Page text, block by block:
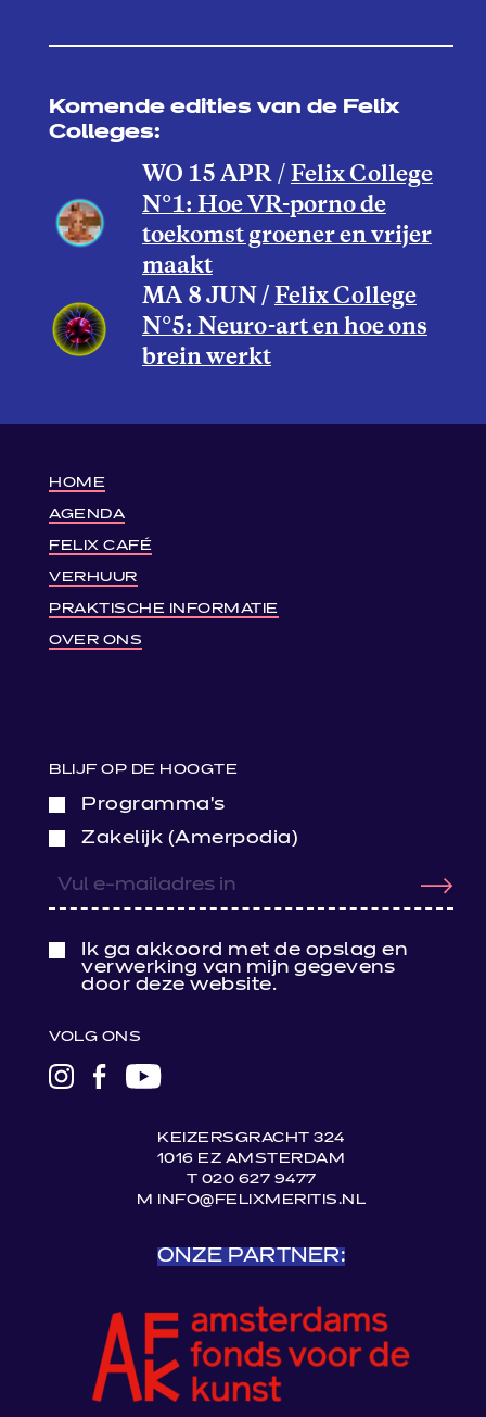
Komende edities van de Felix
Colleges:
WO 15 APR/ Felix College
N°1: Hoe VR-porno de
toekomst groener en vrijer
maakt
MA 8 JUN / Felix College
N°5: Neuro-art en hoe ons
brein werkt
HOME
AGENDA
FELIX CAFÉ
VERHUUR
PRAKTISCHE INFORMATIE
OVER ONS
BLIJF OP DE HOOGTE
Programma’s
Zakelijk (Amerpodia)
Ik ga akkoord met de opslag en
verwerking van mijn gegevens
door deze website.
VOLG ONS
LINK
LINKLINK
KEIZERSGRACHT 324
1016 EZ AMSTERDAM
T 020 627 9477
M INFO@FELIXMERITIS.NL
ONZE PARTNER: